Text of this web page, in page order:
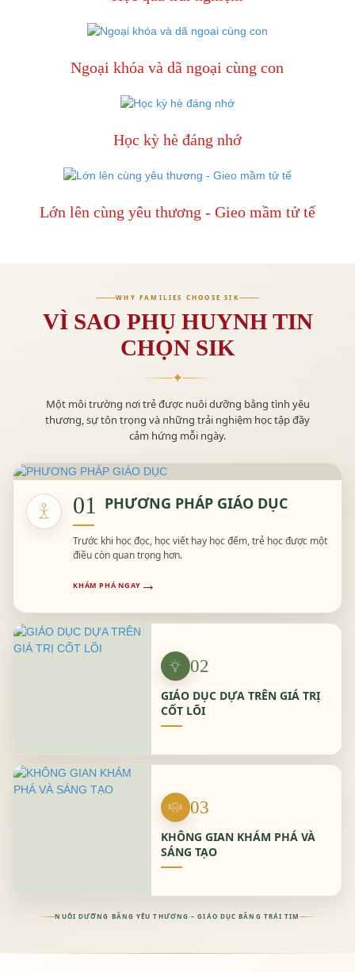
Ngoại khóa và dã ngoại cùng con
Học kỳ hè đáng nhớ
Lớn lên cùng yêu thương - Gieo mầm tử tế
WHY FAMILIES CHOOSE SIK
VÌ SAO PHỤ HUYNH TIN
CHỌN SIK
✦
Một môi trường nơi trẻ được nuôi dưỡng bằng tình yêu
thương, sự tôn trọng và những trải nghiệm học tập đầy
cảm hứng mỗi ngày.
01 PHƯƠNG PHÁP GIÁO DỤC
Trước khi học đọc, học viết hay học đếm, trẻ học được một
điều còn quan trọng hơn.
KHÁM PHÁ NGAY →
02
GIÁO DỤC DỰA TRÊN GIÁ TRỊ
CỐT LÕI
03
KHÔNG GIAN KHÁM PHÁ VÀ
SÁNG TẠO
NUÔI DƯỠNG BẰNG YÊU THƯƠNG – GIÁO DỤC BẰNG TRÁI TIM